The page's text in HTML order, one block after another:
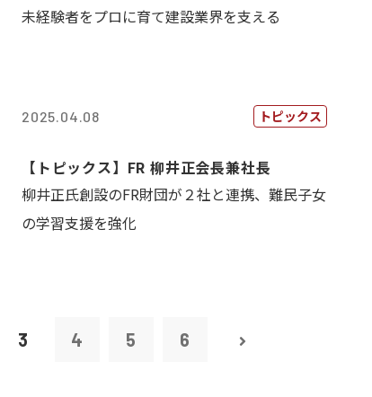
未経験者をプロに育て建設業界を支える
2025.04.08 トピックス
【トピックス】FR 柳井正会長兼社長
柳井正氏創設のFR財団が２社と連携、難民子女
の学習支援を強化
3 4 5 6